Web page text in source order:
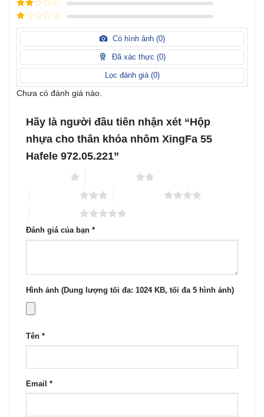
sao
Được
xếp
hạng3
5 sao
Được
hạng
sao
Được
hạng
sao
Có hình ảnh (0)
Đã xác thực (0)
Lọc đánh giá (0)
Chưa có đánh giá nào.
Hãy là người đầu tiên nhận xét “Hộp
nhựa cho thân khóa nhôm XingFa 55
Hafele 972.05.221”
Đánh giá của bạn *
Hình ảnh (Dung lượng tối đa: 1024 KB, tối đa 5 hình ảnh)
Tên *
Email *